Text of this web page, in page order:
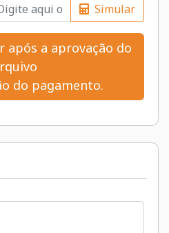
Simular
após a aprovação do
do pagamento.